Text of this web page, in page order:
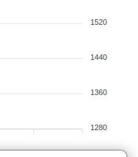
1520
1440
1360
1280